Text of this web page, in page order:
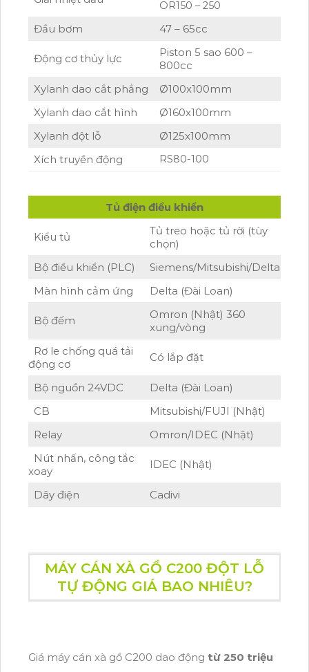
OR150 – 250
Đầu bơm 47 – 65cc
Động cơ thủy lực
Piston 5 sao 600 –
800cc
Xylanh dao cắt phẳng
Ø100x100mm
Xylanh dao cắt hình
Ø160x100mm
Xylanh đột lỗ
Ø125x100mm
Xích truyền động
RS80-100
Tủ điện điều khiển
Kiểu tủ
Tủ treo hoặc tủ rời (tùy
chọn)
Bộ điều khiển (PLC)
Siemens/Mitsubishi/Delta
Màn hình cảm ứng
Delta (Đài Loan)
Bộ đếm
Omron (Nhật) 360
xung/vòng
Rơ le chống quá tải
động cơ
Có lắp đặt
Bộ nguồn 24VDC
Delta (Đài Loan)
CB
Mitsubishi/FUJI (Nhật)
Relay
Omron/IDEC (Nhật)
Nút nhấn, công tắc
xoay
IDEC (Nhật)
Dây điện Cadivi
MÁY CÁN XÀ GỒ C200 ĐỘT LỖ
TỰ ĐỘNG GIÁ BAO NHIÊU?
Giá máy cán xà gồ C200 dao động từ 250 triệu